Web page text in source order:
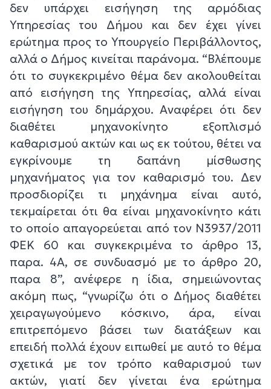
δεν υπάρχει εισήγηση της αρμόδιας
Υπηρεσίας του Δήμου και δεν έχει γίνει
ερώτημα προς το Υπουργείο Περιβάλλοντος,
αλλά ο Δήμος κινείται παράνομα. “Βλέπουμε
ότι το συγκεκριμένο θέμα δεν ακολουθείται
από εισήγηση της Υπηρεσίας, αλλά είναι
εισήγηση του δημάρχου. Αναφέρει ότι δεν
διαθέτει μηχανοκίνητο εξοπλισμό
καθαρισμού ακτών και ως εκ τούτου, θέτει να
εγκρίνουμε τη δαπάνη μίσθωσης
μηχανήματος για τον καθαρισμό του. Δεν
προσδιορίζει τι μηχάνημα είναι αυτό,
τεκμαίρεται ότι θα είναι μηχανοκίνητο κάτι
το οποίο απαγορεύεται από τον Ν3937/2011
ΦΕΚ 60 και συγκεκριμένα το άρθρο 13,
παρα. 4Α, σε συνδυασμό με το άρθρο 20,
παρα 8”, ανέφερε η ίδια, σημειώνοντας
ακόμη πως, “γνωρίζω ότι ο Δήμος διαθέτει
χειραγωγούμενο κόσκινο, άρα, είναι
επιτρεπόμενο βάσει των διατάξεων και
επειδή πολλά έχουν ειπωθεί με αυτό το θέμα
σχετικά με τον τρόπο καθαρισμού των
ακτών, γιατί δεν γίνεται ένα ερώτημα